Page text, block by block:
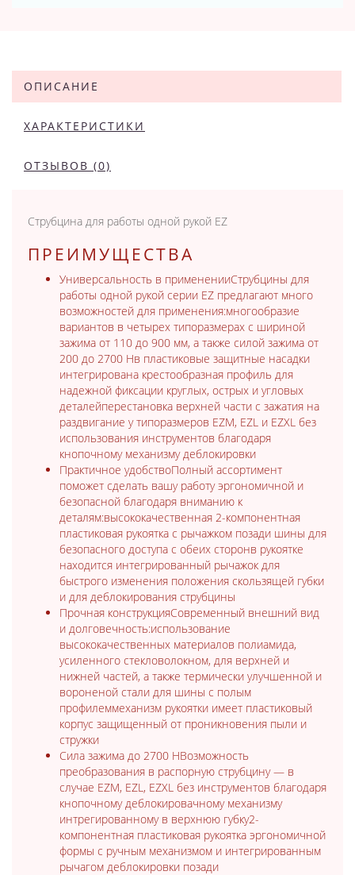
ОПИСАНИЕ
ХАРАКТЕРИСТИКИ
ОТЗЫВОВ (0)
Струбцина для работы одной рукой EZ
ПРЕИМУЩЕСТВА
Универсальность в примененииСтрубцины для
работы одной рукой серии EZ предлагают много
возможностей для применения:многообразие
вариантов в четырех типоразмерах с шириной
зажима от 110 до 900 мм, а также силой зажима от
200 до 2700 Нв пластиковые защитные насадки
интегрирована крестообразная профиль для
надежной фиксации круглых, острых и угловых
деталейперестановка верхней части с зажатия на
раздвигание у типоразмеров EZM, EZL и EZXL без
использования инструментов благодаря
кнопочному механизму деблокировки
Практичное удобствоПолный ассортимент
поможет сделать вашу работу эргономичной и
безопасной благодаря вниманию к
деталям:высококачественная 2-компонентная
пластиковая рукоятка с рычажком позади шины для
безопасного доступа с обеих сторонв рукоятке
находится интегрированный рычажок для
быстрого изменения положения скользящей губки
и для деблокирования струбцины
Прочная конструкцияСовременный внешний вид
и долговечность:использование
высококачественных материалов полиамида,
усиленного стекловолокном, для верхней и
нижней частей, а также термически улучшенной и
вороненой стали для шины с полым
профилеммеханизм рукоятки имеет пластиковый
корпус защищенный от проникновения пыли и
стружки
Сила зажима до 2700 НВозможность
преобразования в распорную струбцину — в
случае EZM, EZL, EZXL без инструментов благодаря
кнопочному деблокировачному механизму
интрегированному в верхнюю губку2-
компонентная пластиковая рукоятка эргономичной
формы с ручным механизмом и интегрированным
рычагом деблокировки позади